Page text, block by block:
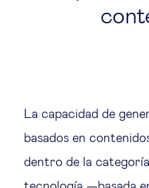
La capacidad de
basados en
dentro de la